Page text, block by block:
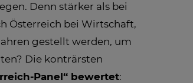
Denn stärker als bei
Österreich bei Wirtschaft,
gestellt werden, um
Die konträrsten
Panel“ bewertet: